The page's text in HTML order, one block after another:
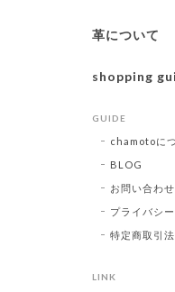
革について
shopping
GUIDE
chamotoに
BLOG
お問い合わせ
プライバシ
特定商取引
LINK